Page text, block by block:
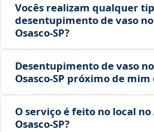
Vocês realizam qualquer
desentupimento de vaso
Osasco‑SP?
Desentupimento de vaso
Osasco‑SP próximo de
O serviço é feito no local no
Osasco‑SP?